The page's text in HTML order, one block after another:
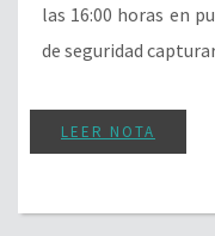
las 16:00 horas en
de seguridad
LEER NOTA